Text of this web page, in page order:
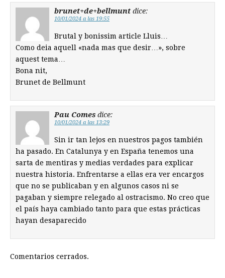
brunet+de+bellmunt dice:
10/01/2024 a las 19:55
Brutal y bonissim article Lluis…
Como deia aquell «nada mas que desir…», sobre
aquest tema…
Bona nit,
Brunet de Bellmunt
Pau Comes dice:
10/01/2024 a las 13:29
Sin ir tan lejos en nuestros pagos también
ha pasado. En Catalunya y en España tenemos una
sarta de mentiras y medias verdades para explicar
nuestra historia. Enfrentarse a ellas era ver encargos
que no se publicaban y en algunos casos ni se
pagaban y siempre relegado al ostracismo. No creo que
el país haya cambiado tanto para que estas prácticas
hayan desaparecido
Comentarios cerrados.